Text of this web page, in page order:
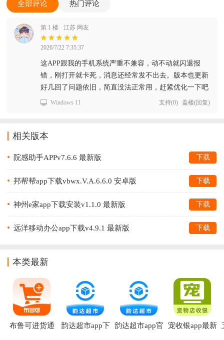
全部评论 热门评论
第 1 楼 江苏 网友
2026/7/22 7:35:37
这APP跟我的手机系统严重不兼容，动不动就闪退报
错，刚打开就卡死，消息还经常发不出去。版本也更新
好几回了问题依旧，简直没法正常用，赶紧优化一下吧
Windows 11 支持(0) 盖楼(回复)
相关版本
院感助手APPv7.6.6 最新版 下载
邦帮帮app下载vbwx.V.A.6.6.0 安卓版 下载
神州e家app下载安装v1.1.0 最新版 下载
远洋移动办公app下载v4.9.1 最新版 下载
本类最新
布鲁可进货通
韵达超市app下 韵达超市app官
宠收银app最新